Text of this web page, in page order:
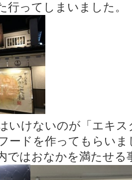
行ってしまいました。
いけないのが「エキ
ードを作ってもらい
ではおなかを満たせる